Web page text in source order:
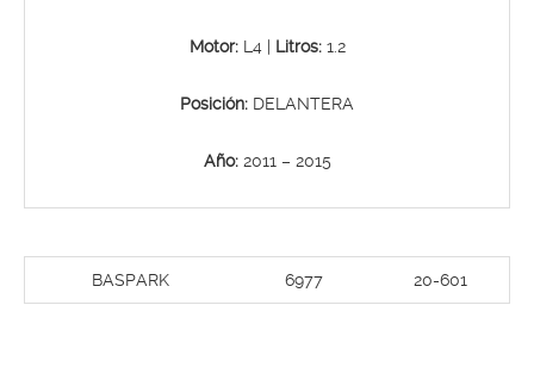
Motor:L4 | Litros:1.2
Posición: DELANTERA
Año:2011 – 2015
BASPARK 6977 20-601